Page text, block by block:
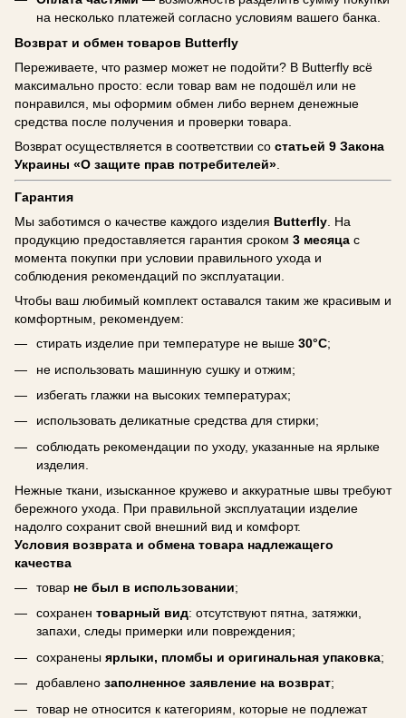
на несколько платежей согласно условиям вашего банка.
Возврат и обмен товаров Butterfly
Переживаете, что размер может не подойти? В Butterfly всё
максимально просто: если товар вам не подошёл или не
понравился, мы оформим обмен либо вернем денежные
средства после получения и проверки товара.
Возврат осуществляется в соответствии со статьей 9 Закона
Украины «О защите прав потребителей»
Гарантия
Мы заботимся о качестве каждого изделия Butterfly . На
продукцию предоставляется гарантия сроком 3 месяца с
момента покупки при условии правильного ухода и
соблюдения рекомендаций по эксплуатации.
Чтобы ваш любимый комплект оставался таким же красивым и
комфортным, рекомендуем:
стирать изделие при температуре не выше 30°C;
не использовать машинную сушку и отжим;
избегать глажки на высоких температурах;
использовать деликатные средства для стирки;
соблюдать рекомендации по уходу, указанные на ярлыке
изделия.
Нежные ткани, изысканное кружево и аккуратные швы требуют
бережного ухода. При правильной эксплуатации изделие
надолго сохранит свой внешний вид и комфорт.
Условия возврата и обмена товара надлежащего
качества
товар не был в использовании;
сохранен товарный вид: отсутствуют пятна, затяжки,
запахи, следы примерки или повреждения;
сохранены ярлыки, пломбы и оригинальная упаковка;
добавлено заполненное заявление на возврат;
товар не относится к категориям, которые не подлежат